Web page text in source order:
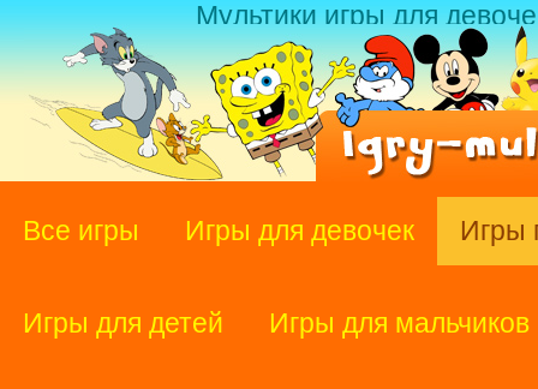
Мультики игры для
Все игры Игры для девочек Игры
Игры для детей Игры для мальчиков